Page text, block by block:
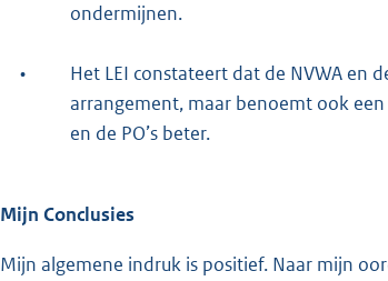
ondermijnen.
•
Het LEI constateert dat de NVWA en
arrangement, maar benoemt ook
en de PO’s beter.
Mijn Conclusies
Mijn algemene indruk is positief. Naar mijn